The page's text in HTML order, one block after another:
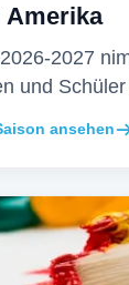
Amerika
2027
und
ansehen